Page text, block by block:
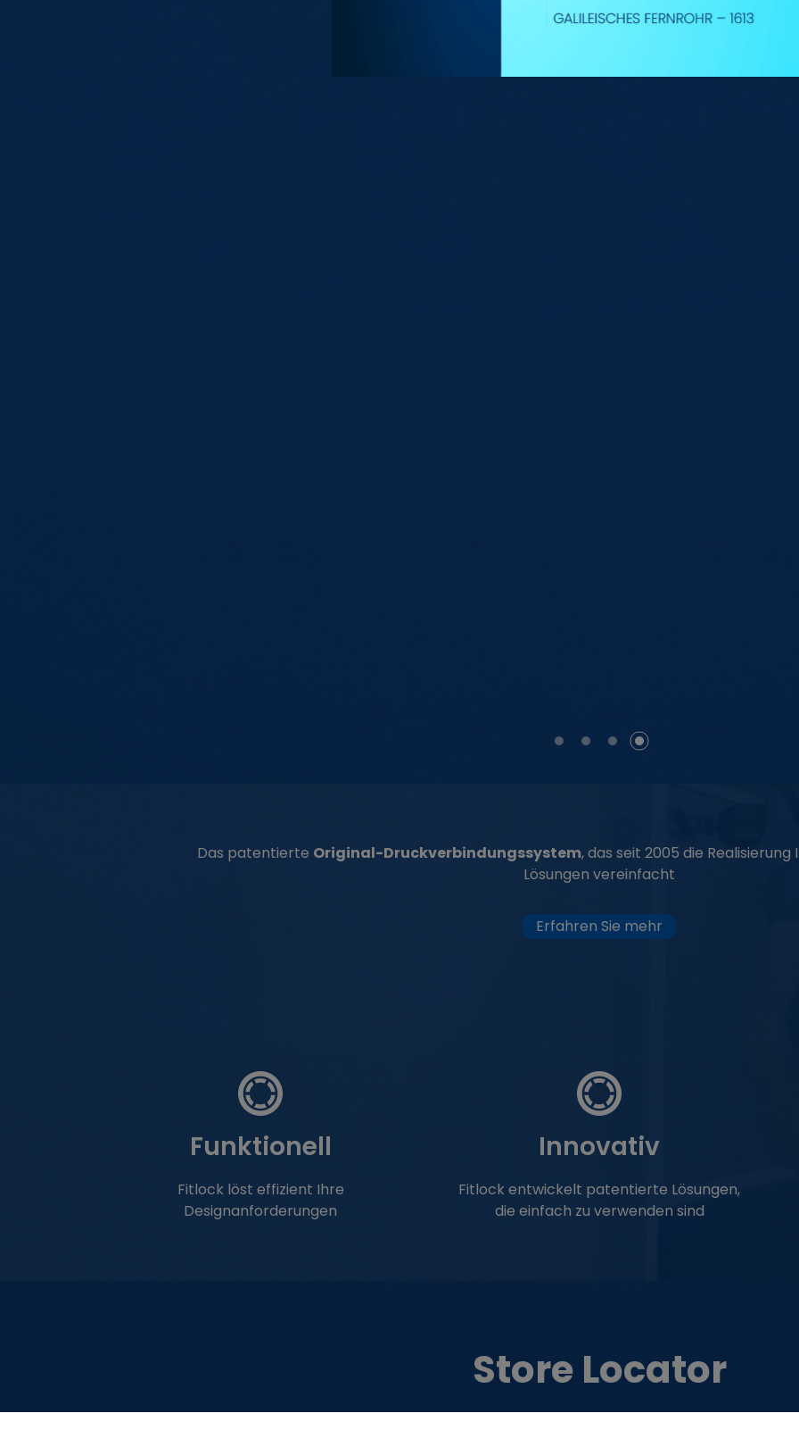
Das patentierte Original-Druckverbindungssystem, das seit 2005 die
Lösungen vereinfacht
Erfahren Sie mehr
Funktionell
Fitlock löst effizient Ihre
Designanforderungen
Innovativ
Fitlock entwickelt patentierte Lösungen,
die einfach zu verwenden sind
Store Locator